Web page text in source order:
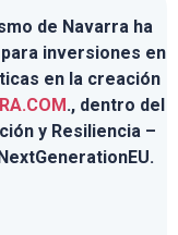
de Navarra ha
inversiones en
en la creación
., dentro del
y Resiliencia –